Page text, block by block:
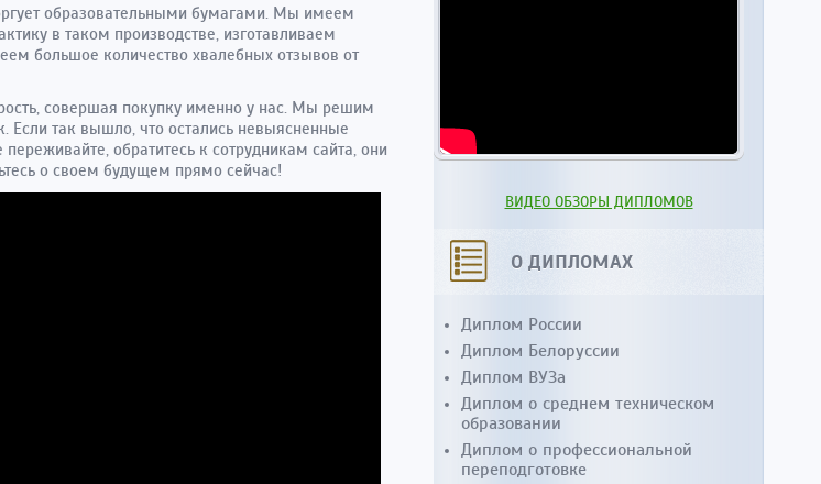
образовательными бумагами. Мы имеем
в таком производстве, изготавливаем
большое количество хвалебных отзывов от
совершая покупку именно у нас. Мы решим
Если так вышло, что остались невыясненные
обратитесь к сотрудникам сайта, они
о своем будущем прямо сейчас!
ВИДЕО ОБЗОРЫ ДИПЛОМОВ
О ДИПЛОМАХ
Диплом России
Диплом Белоруссии
Диплом ВУЗа
Диплом о среднем техническом
образовании
Диплом о профессиональной
переподготовке